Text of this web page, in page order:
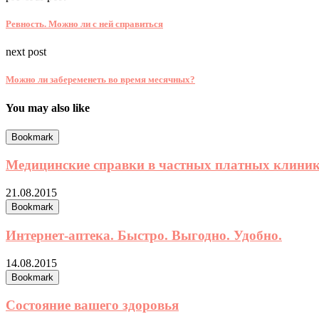
Ревность. Можно ли с ней справиться
next post
Можно ли забеременеть во время месячных?
You may also like
Bookmark
Медицинские справки в частных платных
21.08.2015
Bookmark
Интернет-аптека. Быстро. Выгодно. Удобно.
14.08.2015
Bookmark
Состояние вашего здоровья